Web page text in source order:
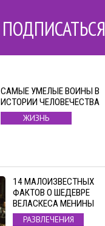
ПОДПИСАТЬСЯ
САМЫЕ УМЕЛЫЕ ВОИНЫ В
ИСТОРИИ ЧЕЛОВЕЧЕСТВА
ЖИЗНЬ
14 МАЛОИЗВЕСТНЫХ
ФАКТОВ О ШЕДЕВРЕ
ВЕЛАСКЕСА МЕНИНЫ
РАЗВЛЕЧЕНИЯ